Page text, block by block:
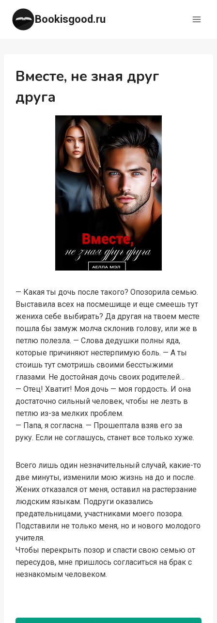
Перейти
содержимому
Bookisgood.ru
Вместе, не зная друг
друга
— Какая ты дочь после такого? Опозорила семью.
Выставила всех на посмешище и еще смеешь тут
жениха себе выбирать? Да другая на твоем месте
пошла бы замуж молча склонив голову, или же в
петлю полезла. — Слова дедушки полны яда,
которые причиняют нестерпимую боль. — А ты
стоишь тут смотришь своими бесстыжими
глазами. Не достойная дочь своих родителей…
— Отец! Хватит! Моя дочь — моя гордость. И она
достаточно сильный человек, чтобы не лезть в
петлю из-за мелких проблем.
— Папа, я согласна. — Прошептала взяв его за
руку. Если не соглашусь, станет все только хуже.
Всего лишь один незначительный случай, какие-то
две минуты, изменили мою жизнь на до и после.
Жених отказался от меня, оставил на растерзание
людским языкам. Подруги оказались
предательницами, участниками моего позора.
Подставили не только меня, но и нового молодого
учителя.
Чтобы перекрыть позор и спасти свою семью от
пересудов, мне пришлось согласиться на брак с
незнакомым человеком.